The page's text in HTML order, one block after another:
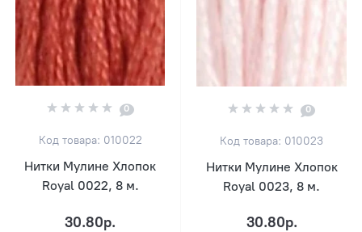
0
Код товара: 010022
Нитки Мулине Хлопок
Royal 0022, 8 м.
30.80р.
0
Код товара: 010023
Нитки Мулине Хлопок
Royal 0023, 8 м.
30.80р.